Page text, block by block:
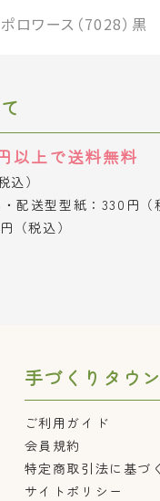
ロワース（7028）黒
以上で送料無料
込）
配送型型紙：330円（
（税込）
手づくりタウ
ご利用ガイド
会員規約
特定商取引法に基づ
サイトポリシー